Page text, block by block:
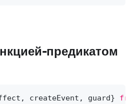
предикатом
, createEvent , guard}